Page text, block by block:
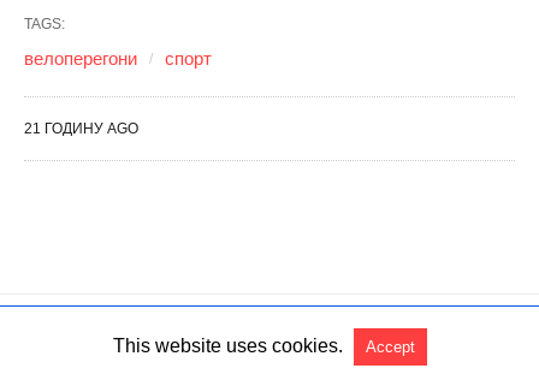
All Rights Reserved View Non-AMP Version
This website uses cookies. Accept